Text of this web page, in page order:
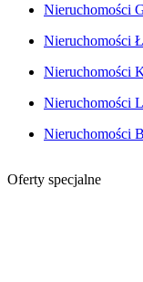
Nieruchomości
Nieruchomości
Nieruchomości
Nieruchomości
Nieruchomości
Oferty specjalne